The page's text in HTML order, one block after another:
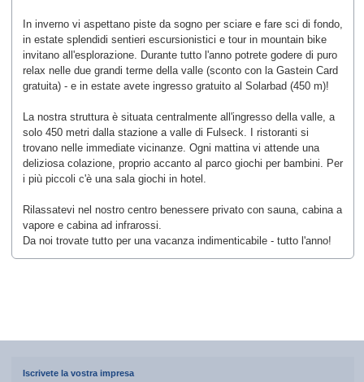
In inverno vi aspettano piste da sogno per sciare e fare sci di fondo,
in estate splendidi sentieri escursionistici e tour in mountain bike
invitano all'esplorazione. Durante tutto l'anno potrete godere di puro
relax nelle due grandi terme della valle (sconto con la Gastein Card
gratuita) - e in estate avete ingresso gratuito al Solarbad (450 m)!
La nostra struttura è situata centralmente all'ingresso della valle, a
solo 450 metri dalla stazione a valle di Fulseck. I ristoranti si
trovano nelle immediate vicinanze. Ogni mattina vi attende una
deliziosa colazione, proprio accanto al parco giochi per bambini. Per
i più piccoli c'è una sala giochi in hotel.
Rilassatevi nel nostro centro benessere privato con sauna, cabina a
vapore e cabina ad infrarossi.
Da noi trovate tutto per una vacanza indimenticabile - tutto l'anno!
Iscrivete la vostra impresa